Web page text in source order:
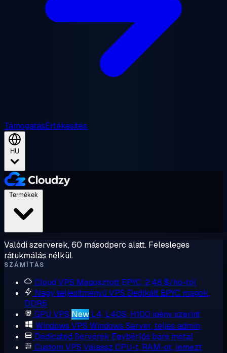
TámogatásÉrtékesítés
HU
Valódi szerverek, 60 másodperc alatt. Felesleges
rátukmálás nélkül.
SZÁMÍTÁS
Cloud VPS Megosztott EPYC, 2,48 $/hó-tól
Nagy teljesítményű VPS Dedikált EPYC magok,
DDR5
GPU VPS New L4, L40S, H100 igény szerint
Windows VPS Windows Server, teljes admin
Dedicated Serverek Egybérlős bare metal
Custom VPS Válassz CPU-t, RAM-ot, lemezt